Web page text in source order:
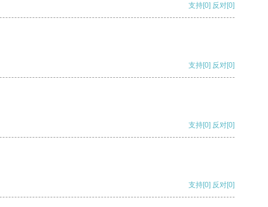
支持[0] 反对[0]
支持[0] 反对[0]
支持[0] 反对[0]
支持[0] 反对[0]